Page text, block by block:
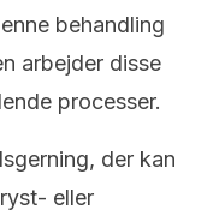
behandling
arbejder disse
processer.
der kan
eller